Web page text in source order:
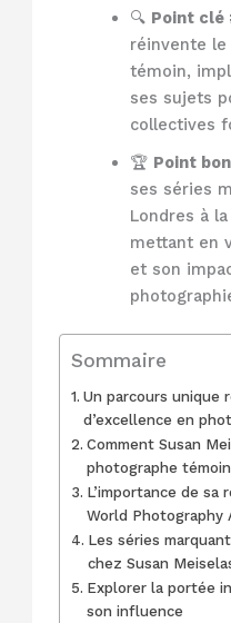
🔍 Point clé
réinvente
témoin,
ses sujets
collectives
🏆 Point
ses séries
Londres à
mettant en
et son
Sommaire
Un parcours unique
d’excellence en
Comment Susan
photographe témoin
L’importance de sa
World Photography
Les séries
chez Susan
Explorer la portée
son influence